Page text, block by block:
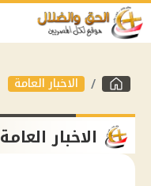
الاخبار العامة
الاخبار العامة